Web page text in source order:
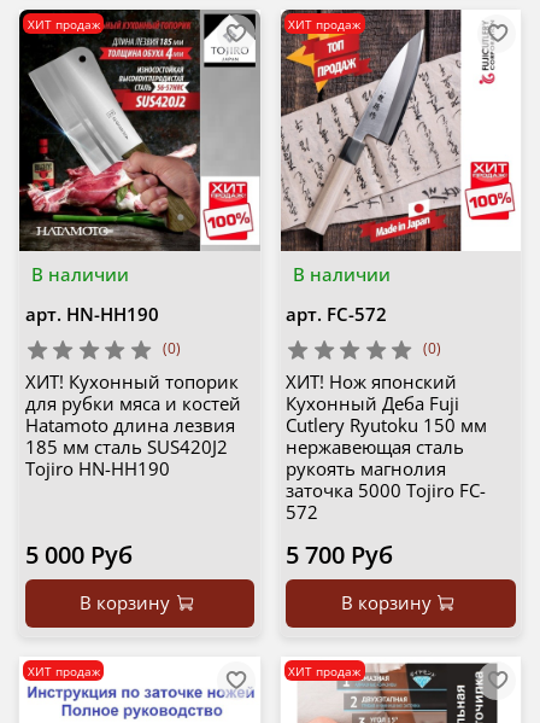
В наличии
ХИТ продаж
арт. HN-HH190
(0)
ХИТ! Кухонный топорик
для рубки мяса и костей
Hatamoto длина лезвия
185 мм сталь SUS420J2
Tojiro HN-HH190
5 000 Руб
В корзину
В наличии
ХИТ продаж
арт. FC-572
(0)
ХИТ! Нож японский
Кухонный Деба Fuji
Cutlery Ryutoku 150 мм
нержавеющая сталь
рукоять магнолия
заточка 5000 Tojiro FC-
572
5 700 Руб
В корзину
ХИТ продаж ХИТ продаж